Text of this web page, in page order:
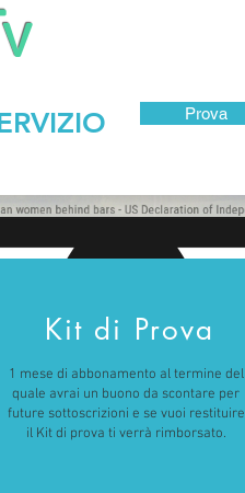
Prova
Kit di Prova
1 mese di abbonamento al termine del
quale avrai un buono da scontare per
future sottoscrizioni e se vuoi restituire
il Kit di prova ti verrà rimborsato.